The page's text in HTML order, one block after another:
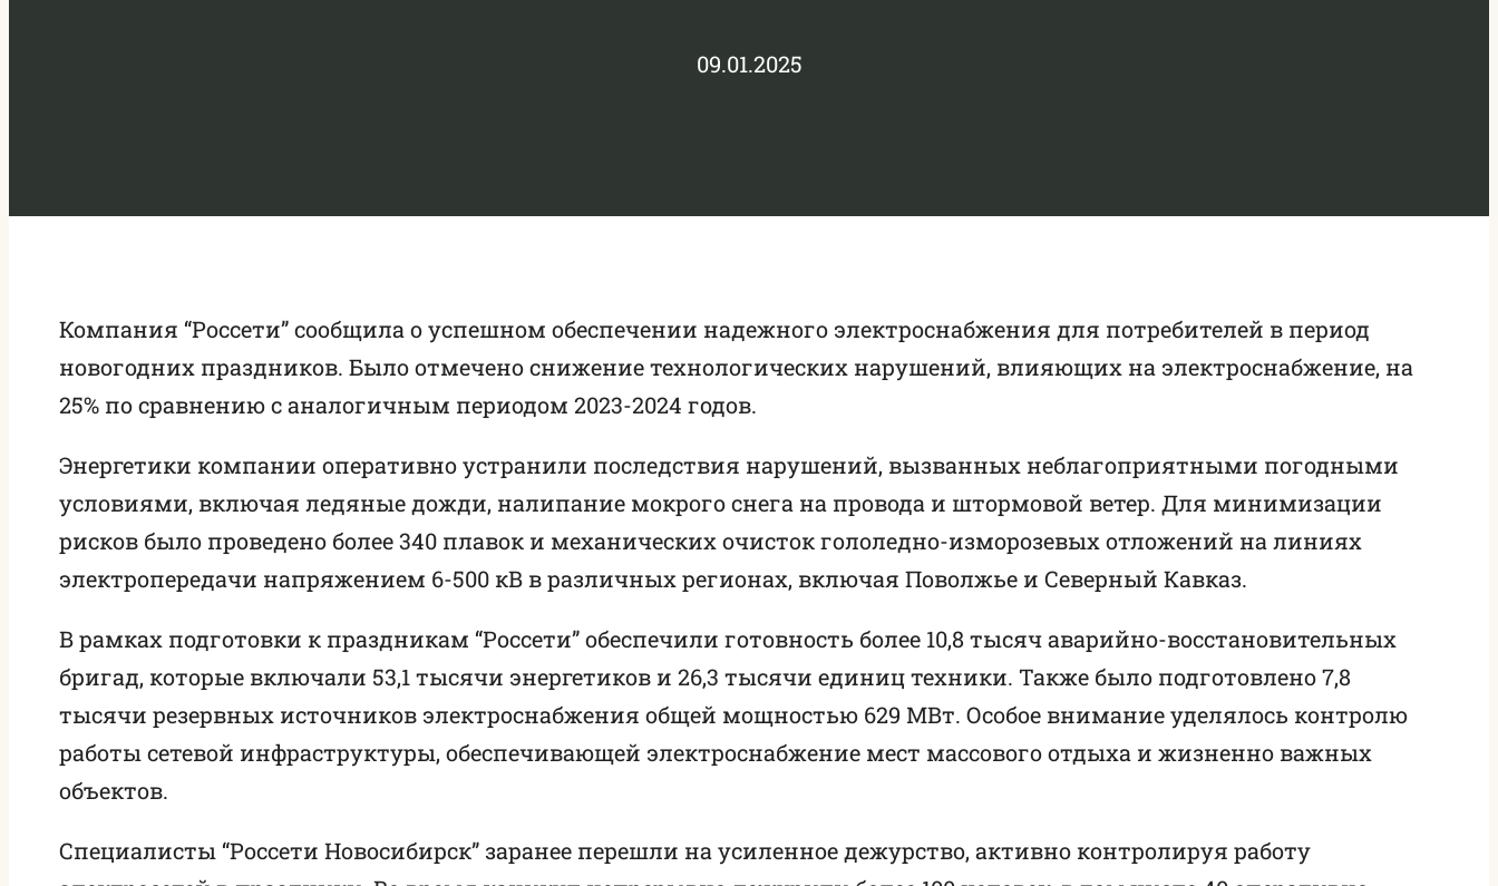
09.01.2025
Компания “Россети” сообщила о успешном обеспечении надежного электроснабжения для потребителей в период
новогодних праздников. Было отмечено снижение технологических нарушений, влияющих на электроснабжение, на
25% по сравнению с аналогичным периодом 2023-2024 годов.
Энергетики компании оперативно устранили последствия нарушений, вызванных неблагоприятными погодными
условиями, включая ледяные дожди, налипание мокрого снега на провода и штормовой ветер. Для минимизации
рисков было проведено более 340 плавок и механических очисток гололедно-изморозевых отложений на линиях
электропередачи напряжением 6-500 кВ в различных регионах, включая Поволжье и Северный Кавказ.
В рамках подготовки к праздникам “Россети” обеспечили готовность более 10,8 тысяч аварийно-восстановительных
бригад, которые включали 53,1 тысячи энергетиков и 26,3 тысячи единиц техники. Также было подготовлено 7,8
тысячи резервных источников электроснабжения общей мощностью 629 МВт. Особое внимание уделялось контролю
работы сетевой инфраструктуры, обеспечивающей электроснабжение мест массового отдыха и жизненно важных
объектов.
Специалисты “Россети Новосибирск” заранее перешли на усиленное дежурство, активно контролируя работу